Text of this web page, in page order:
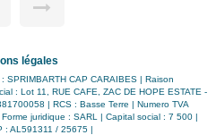
euros /
légales
SPRIMBARTH CAP CARAIBES | Raison
: Lot 11, RUE CAFE, ZAC DE HOPE ESTATE -
| RCS : Basse Terre | Numero TVA
juridique : SARL | Capital social : 7 500 |
: AL591311 / 25675 |